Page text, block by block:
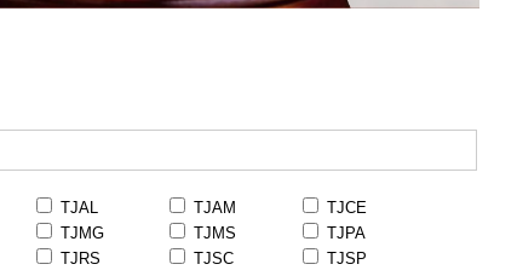
TJAL TJAM
TJCE
TJMG TJMS
TJPA
TJRS TJSC
TJSP